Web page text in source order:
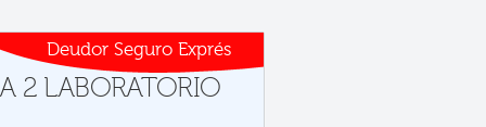
Deudor Seguro Exprés
2 LABORATORIO